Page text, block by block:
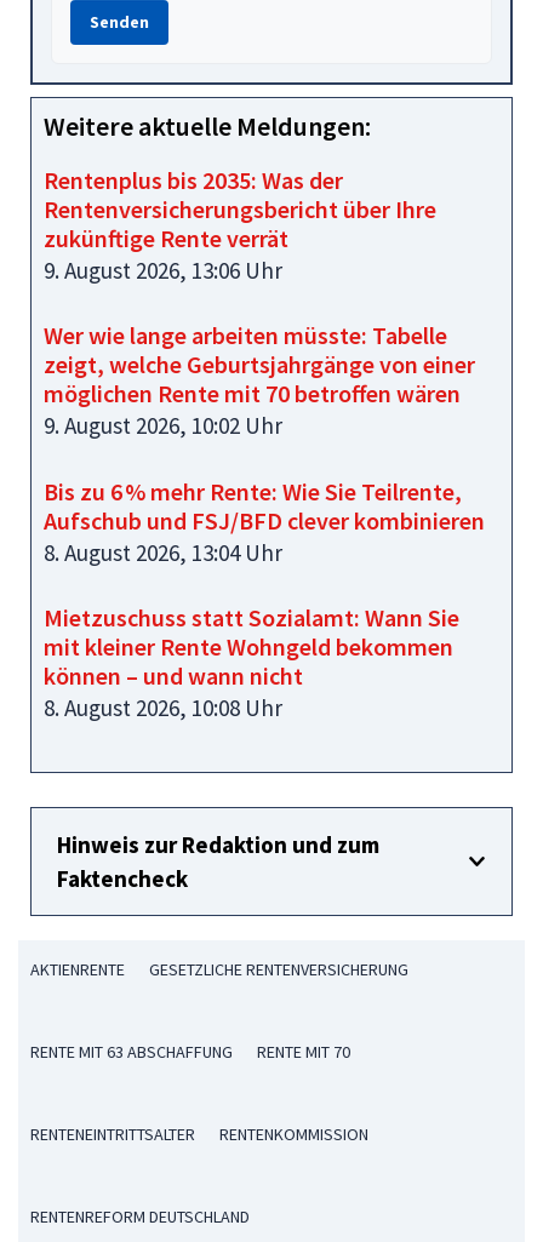
Senden
Weitere aktuelle Meldungen:
Rentenplus bis 2035: Was der
Rentenversicherungsbericht über Ihre
zukünftige Rente verrät
9. August 2026, 13:06 Uhr
Wer wie lange arbeiten müsste: Tabelle
zeigt, welche Geburtsjahrgänge von einer
möglichen Rente mit 70 betroffen wären
9. August 2026, 10:02 Uhr
Bis zu 6 % mehr Rente: Wie Sie Teilrente,
Aufschub und FSJ/BFD clever kombinieren
8. August 2026, 13:04 Uhr
Mietzuschuss statt Sozialamt: Wann Sie
mit kleiner Rente Wohngeld bekommen
können – und wann nicht
8. August 2026, 10:08 Uhr
Hinweis zur Redaktion und zum
Faktencheck
AKTIENRENTE GESETZLICHE RENTENVERSICHERUNG
RENTE MIT 63 ABSCHAFFUNG RENTE MIT 70
RENTENEINTRITTSALTER RENTENKOMMISSION
RENTENREFORM DEUTSCHLAND